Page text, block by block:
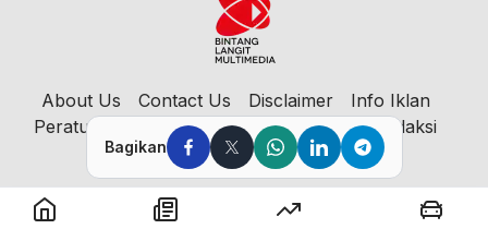
Bagikan
About Us Contact Us Disclaimer
Info Iklan
Peraturan Media Siber
Privacy Policy Redaksi
© 2023 Copyright:Otodriver